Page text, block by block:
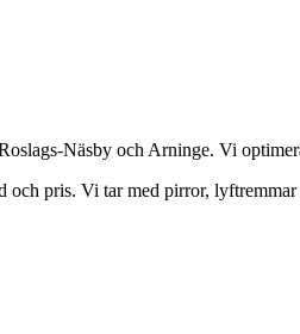
Näsby och Arninge. Vi
pris. Vi tar med pirror,